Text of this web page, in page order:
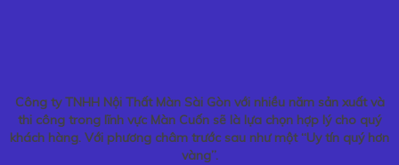
Công ty TNHH Nội Thất Màn Sài Gòn với nhiều năm sản xuất và
thi công trong lĩnh vực Màn Cuốn sẽ là lựa chọn hợp lý cho quý
khách hàng. Với phương châm trước sau như một “Uy tín quý hơn
vàng”.